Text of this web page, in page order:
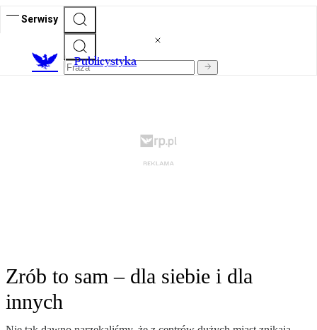
Serwisy
Publicystyka
Zrób to sam – dla siebie i dla
innych